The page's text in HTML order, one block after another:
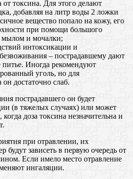
от токсина. Для этого делают
добавляя на литр воды 2 ложки
вещество попало на кожу, его
при помощи большого
мылом и мочалки;
интоксикации и
– пострадавшему дают
питье. Иногда рекомендуют
уголь, но для
достаточно слаб.
пострадавшего он будет
(в тяжелых случаях) или может
доза токсина незначительна и
при отравлении, их
будут зависеть в первую очередь от
Если имело место отравление
ингаляции.